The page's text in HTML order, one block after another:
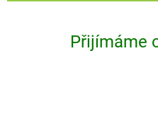
Přijímáme